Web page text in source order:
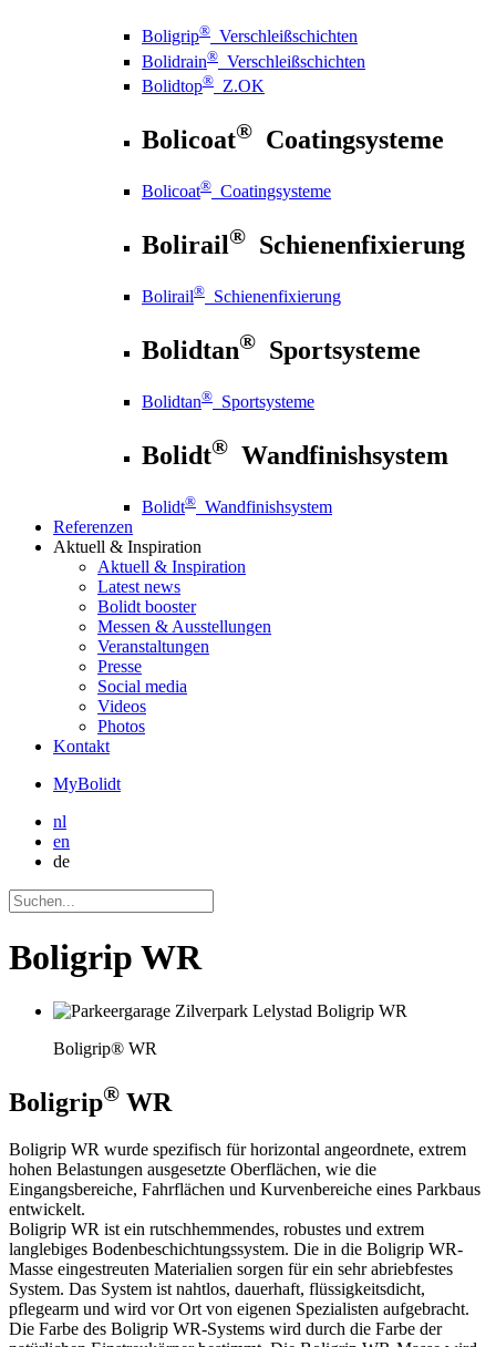
Boligrip® Verschleißschichten
Bolidrain® Verschleißschichten
Bolidtop® Z.OK
Bolicoat® Coatingsysteme
Bolicoat® Coatingsysteme
Bolirail® Schienenfixierung
Bolirail® Schienenfixierung
Bolidtan® Sportsysteme
Bolidtan® Sportsysteme
Bolidt® Wandfinishsystem
Bolidt® Wandfinishsystem
Referenzen
Aktuell & Inspiration
Aktuell & Inspiration
Latest news
Bolidt booster
Messen & Ausstellungen
Veranstaltungen
Presse
Social media
Videos
Photos
Kontakt
MyBolidt
nl
en
de
Boligrip WR
Boligrip® WR
Boligrip® WR
Boligrip WR wurde spezifisch für horizontal angeordnete, extrem
hohen Belastungen ausgesetzte Oberflächen, wie die
Eingangsbereiche, Fahrflächen und Kurvenbereiche eines Parkbaus
entwickelt.
Boligrip WR ist ein rutschhemmendes, robustes und extrem
langlebiges Bodenbeschichtungssystem. Die in die Boligrip WR-
Masse eingestreuten Materialien sorgen für ein sehr abriebfestes
System. Das System ist nahtlos, dauerhaft, flüssigkeitsdicht,
pflegearm und wird vor Ort von eigenen Spezialisten aufgebracht.
Die Farbe des Boligrip WR-Systems wird durch die Farbe der